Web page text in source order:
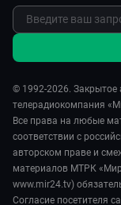
© 1992-2026. Закрытое
телерадиокомпания
Все права на любые
соответствии с
авторском праве и
материалов МТРК
www.mir24.tv)
Согласие посетителя